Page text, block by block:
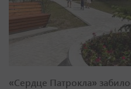
«Сердце Патрокла»